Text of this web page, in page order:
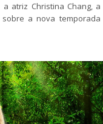
a atriz Christina Chang,
sobre a nova